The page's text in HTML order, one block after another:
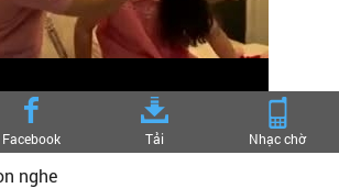
Facebook Tải Nhạc chờ
nghe